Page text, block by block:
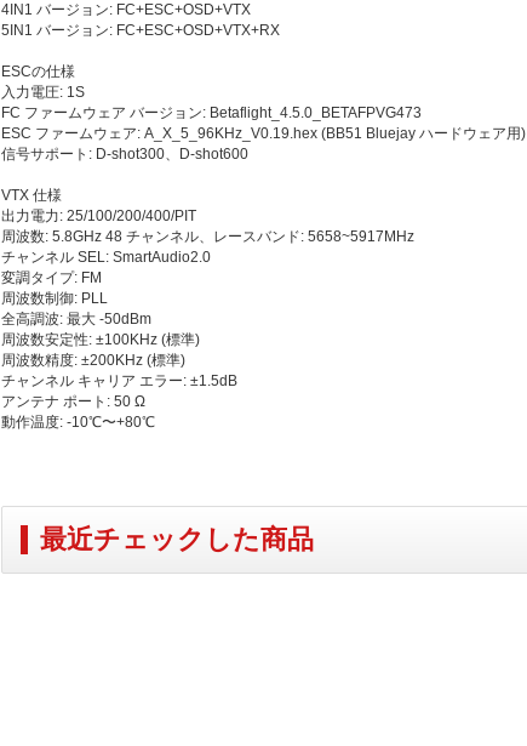
4IN1 バージョン: FC+ESC+OSD+VTX
5IN1 バージョン: FC+ESC+OSD+VTX+RX
ESCの仕様
入力電圧: 1S
FC ファームウェア バージョン: Betaflight_4.5.0_BETAFPVG473
ESC ファームウェア: A_X_5_96KHz_V0.19.hex (BB51 Bluejay ハードウェア用)
信号サポート: D-shot300、D-shot600
VTX 仕様
出力電力: 25/100/200/400/PIT
周波数: 5.8GHz 48 チャンネル、レースバンド: 5658~5917MHz
チャンネル SEL: SmartAudio2.0
変調タイプ: FM
周波数制御: PLL
全高調波: 最大 -50dBm
周波数安定性: ±100KHz (標準)
周波数精度: ±200KHz (標準)
チャンネル キャリア エラー: ±1.5dB
アンテナ ポート: 50 Ω
動作温度: -10℃〜+80℃
最近チェックした商品